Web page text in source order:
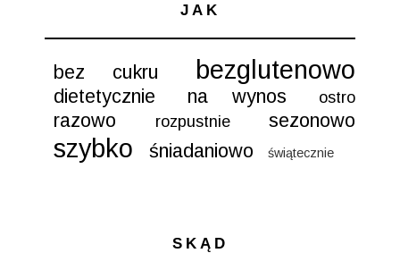
JAK
bez cukru bezglutenowo
dietetycznie na wynos ostro
razowo rozpustnie sezonowo
szybko śniadaniowo świątecznie
SKĄD